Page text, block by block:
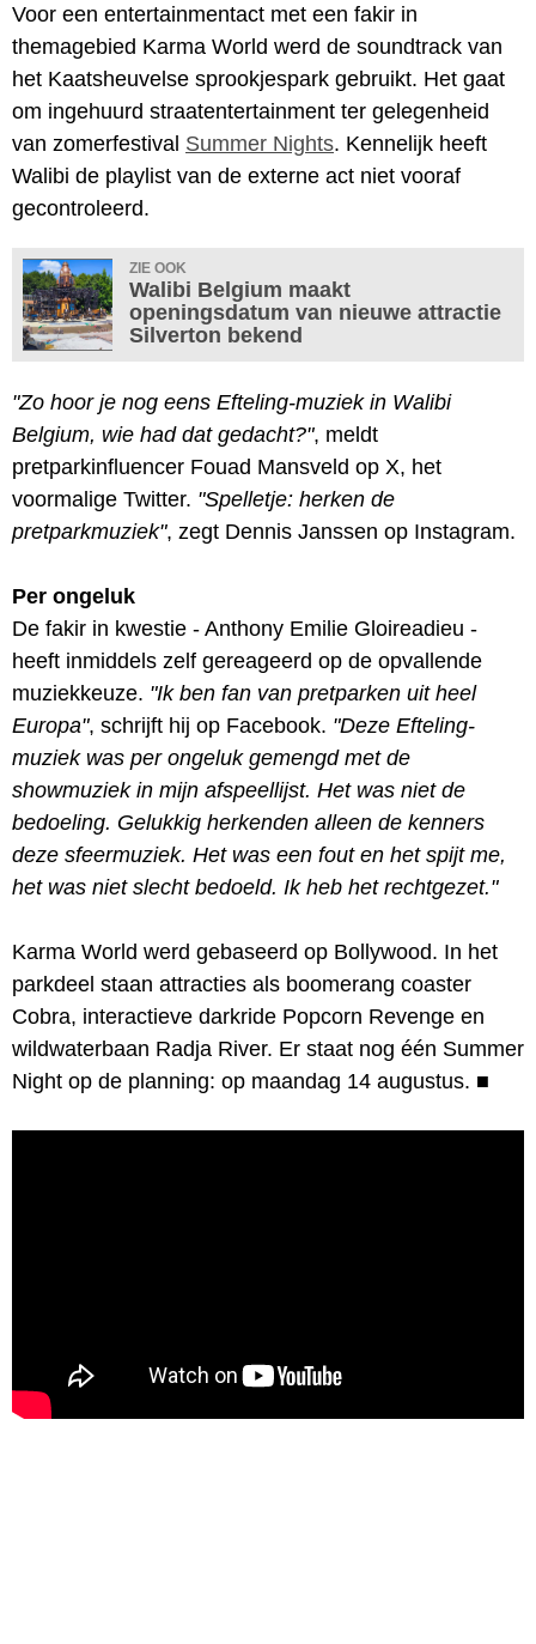
Voor een entertainmentact met een fakir in
themagebied Karma World werd de soundtrack van
het Kaatsheuvelse sprookjespark gebruikt. Het gaat
om ingehuurd straatentertainment ter gelegenheid
van zomerfestival Summer Nights. Kennelijk heeft
Walibi de playlist van de externe act niet vooraf
gecontroleerd.
ZIE OOK
Walibi Belgium maakt
openingsdatum van nieuwe attractie
Silverton bekend
"Zo hoor je nog eens Efteling-muziek in Walibi
Belgium, wie had dat gedacht?", meldt
pretparkinfluencer Fouad Mansveld op X, het
voormalige Twitter. "Spelletje: herken de
pretparkmuziek", zegt Dennis Janssen op Instagram.
Per ongeluk
De fakir in kwestie - Anthony Emilie Gloireadieu -
heeft inmiddels zelf gereageerd op de opvallende
muziekkeuze. "Ik ben fan van pretparken uit heel
Europa", schrijft hij op Facebook. "Deze Efteling-
muziek was per ongeluk gemengd met de
showmuziek in mijn afspeellijst. Het was niet de
bedoeling. Gelukkig herkenden alleen de kenners
deze sfeermuziek. Het was een fout en het spijt me,
het was niet slecht bedoeld. Ik heb het rechtgezet."
Karma World werd gebaseerd op Bollywood. In het
parkdeel staan attracties als boomerang coaster
Cobra, interactieve darkride Popcorn Revenge en
wildwaterbaan Radja River. Er staat nog één Summer
Night op de planning: op maandag 14 augustus. ■